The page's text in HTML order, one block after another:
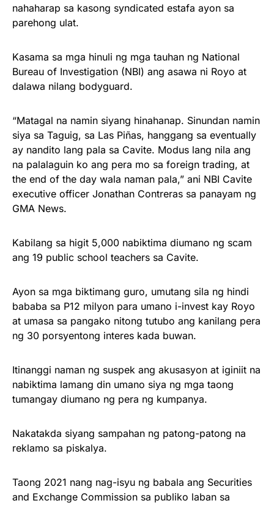
nahaharap sa kasong syndicated estafa ayon sa
parehong ulat.
Kasama sa mga hinuli ng mga tauhan ng National
Bureau of Investigation (NBI) ang asawa ni Royo at
dalawa nilang bodyguard.
“Matagal na namin siyang hinahanap. Sinundan namin
siya sa Taguig, sa Las Piñas, hanggang sa eventually
ay nandito lang pala sa Cavite. Modus lang nila ang
na palalaguin ko ang pera mo sa foreign trading, at
the end of the day wala naman pala,” ani NBI Cavite
executive officer Jonathan Contreras sa panayam ng
GMA News.
Kabilang sa higit 5,000 nabiktima diumano ng scam
ang 19 public school teachers sa Cavite.
Ayon sa mga biktimang guro, umutang sila ng hindi
bababa sa P12 milyon para umano i-invest kay Royo
at umasa sa pangako nitong tutubo ang kanilang pera
ng 30 porsyentong interes kada buwan.
Itinanggi naman ng suspek ang akusasyon at iginiit na
nabiktima lamang din umano siya ng mga taong
tumangay diumano ng pera ng kumpanya.
Nakatakda siyang sampahan ng patong-patong na
reklamo sa piskalya.
Taong 2021 nang nag-isyu ng babala ang Securities
and Exchange Commission sa publiko laban sa